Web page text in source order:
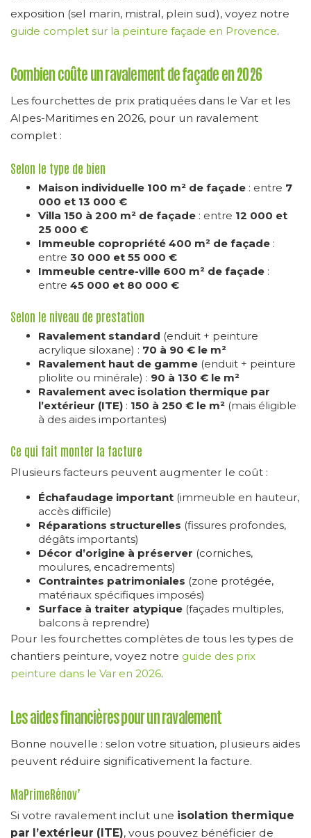
exposition (sel marin, mistral, plein sud), voyez notre
guide complet sur la peinture façade en Provence.
Combien coûte un ravalement de façade en 2026
Les fourchettes de prix pratiquées dans le Var et les
Alpes-Maritimes en 2026, pour un ravalement
complet :
Selon le type de bien
Maison individuelle 100 m² de façade : entre 7
000 et 13 000 €
Villa 150 à 200 m² de façade : entre 12 000 et
25 000 €
Immeuble copropriété 400 m² de façade :
entre 30 000 et 55 000 €
Immeuble centre-ville 600 m² de façade :
entre 45 000 et 80 000 €
Selon le niveau de prestation
Ravalement standard (enduit + peinture
acrylique siloxane) : 70 à 90 € le m²
Ravalement haut de gamme (enduit + peinture
pliolite ou minérale) : 90 à 130 € le m²
Ravalement avec isolation thermique par
l’extérieur (ITE) : 150 à 250 € le m² (mais éligible
à des aides importantes)
Ce qui fait monter la facture
Plusieurs facteurs peuvent augmenter le coût :
Échafaudage important (immeuble en hauteur,
accès difficile)
Réparations structurelles (fissures profondes,
dégâts importants)
Décor d’origine à préserver (corniches,
moulures, encadrements)
Contraintes patrimoniales (zone protégée,
matériaux spécifiques imposés)
Surface à traiter atypique (façades multiples,
balcons à reprendre)
Pour les fourchettes complètes de tous les types de
chantiers peinture, voyez notre guide des prix
peinture dans le Var en 2026.
Les aides financières pour un ravalement
Bonne nouvelle : selon votre situation, plusieurs aides
peuvent réduire significativement la facture.
MaPrimeRénov’
Si votre ravalement inclut une isolation thermique
par l’extérieur (ITE), vous pouvez bénéficier de